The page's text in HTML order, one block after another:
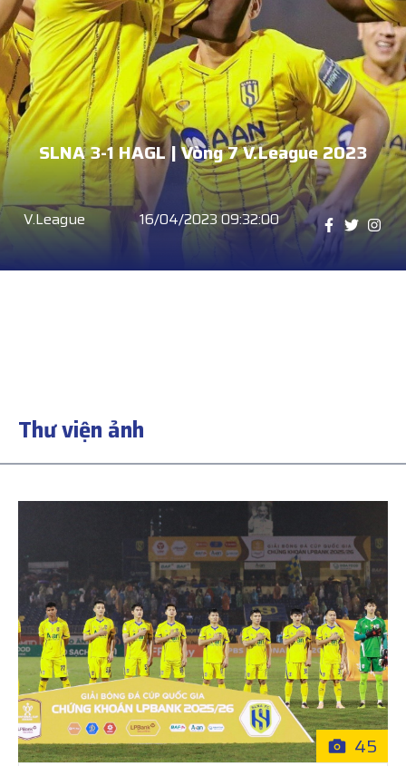
SLNA 3-1 HAGL | Vòng 7 V.League 2023
V.League 16/04/2023 09:32:00
Thư viện ảnh
45